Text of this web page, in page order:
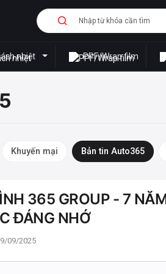
nhiệt PPF/Wrap film
Khuyến mại Bản tin Auto365
365 GROUP - 7
ĐÁNG NHỚ
09/2025